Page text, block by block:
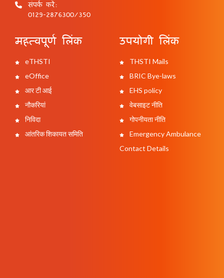
संपर्क करें:
0129-2876300/350
महत्वपूर्ण लिंक
eTHSTI
eOffice
आर टी आई
नौकरियां
निविदा
आंतरिक शिकायत समिति
उपयोगी लिंक
THSTI Mails
BRIC Bye-laws
EHS policy
वेबसाइट नीति
गोपनीयता नीति
Emergency Ambulance
Contact Details